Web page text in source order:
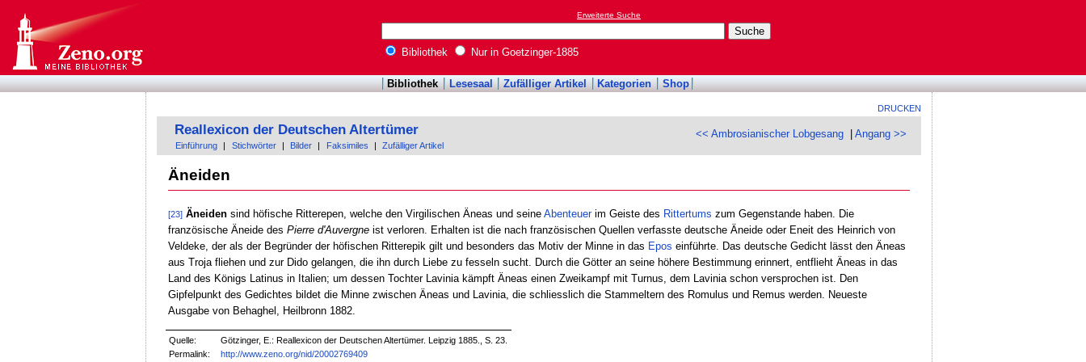
Erweiterte Suche
Bibliothek Nur in Goetzinger-1885
Bibliothek Lesesaal Zufälliger Artikel Kategorien Shop
DRUCKEN
<< Ambrosianischer Lobgesang |Angang >>
Reallexicon der Deutschen Altertümer
Einführung Stichwörter Bilder Faksimiles Zufälliger Artikel
Äneiden
[23] Äneidensind höfische Ritterepen, welche den Virgilischen Äneas und seine Abenteuerim Geiste des Rittertums zum Gegenstande haben. Die
französische Äneide des Pierre d'Auvergneist verloren. Erhalten ist die nach französischen Quellen verfasste deutsche Äneide oder Eneit des Heinrich von
Veldeke, der als der Begründer der höfischen Ritterepik gilt und besonders das Motiv der Minne in das Epos einführte. Das deutsche Gedicht lässt den Äneas
aus Troja fliehen und zur Dido gelangen, die ihn durch Liebe zu fesseln sucht. Durch die Götter an seine höhere Bestimmung erinnert, entflieht Äneas in das
Land des Königs Latinus in Italien; um dessen Tochter Lavinia kämpft Äneas einen Zweikampf mit Turnus, dem Lavinia schon versprochen ist. Den
Gipfelpunkt des Gedichtes bildet die Minne zwischen Äneas und Lavinia, die schliesslich die Stammeltern des Romulus und Remus werden. Neueste
Ausgabe von Behaghel, Heilbronn 1882.
Quelle:
Götzinger, E.: Reallexicon der Deutschen Altertümer. Leipzig 1885., S. 23.
Permalink:
http://www.zeno.org/nid/20002769409